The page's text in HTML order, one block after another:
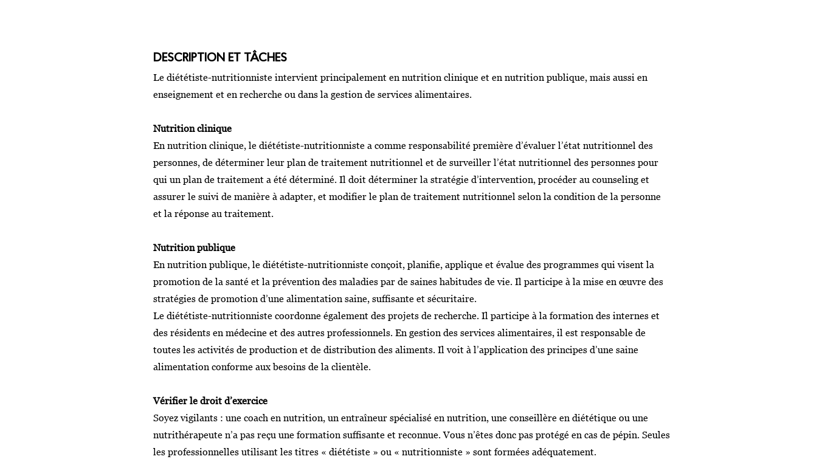
DESCRIPTION ET TÂCHES
Le diététiste-nutritionniste intervient principalement en nutrition clinique et en nutrition publique, mais aussi en
enseignement et en recherche ou dans la gestion de services alimentaires.
Nutrition clinique
En nutrition clinique, le diététiste-nutritionniste a comme responsabilité première d’évaluer l’état nutritionnel des
personnes, de déterminer leur plan de traitement nutritionnel et de surveiller l’état nutritionnel des personnes pour
qui un plan de traitement a été déterminé. Il doit déterminer la stratégie d’intervention, procéder au counseling et
assurer le suivi de manière à adapter, et modifier le plan de traitement nutritionnel selon la condition de la personne
et la réponse au traitement.
Nutrition publique
En nutrition publique, le diététiste-nutritionniste conçoit, planifie, applique et évalue des programmes qui visent la
promotion de la santé et la prévention des maladies par de saines habitudes de vie. Il participe à la mise en œuvre des
stratégies de promotion d’une alimentation saine, suffisante et sécuritaire.
Le diététiste-nutritionniste coordonne également des projets de recherche. Il participe à la formation des internes et
des résidents en médecine et des autres professionnels. En gestion des services alimentaires, il est responsable de
toutes les activités de production et de distribution des aliments. Il voit à l’application des principes d’une saine
alimentation conforme aux besoins de la clientèle.
Vérifier le droit d’exercice
Soyez vigilants : une coach en nutrition, un entraîneur spécialisé en nutrition, une conseillère en diététique ou une
nutrithérapeute n’a pas reçu une formation suffisante et reconnue. Vous n’êtes donc pas protégé en cas de pépin. Seules
les professionnelles utilisant les titres « diététiste » ou « nutritionniste » sont formées adéquatement.